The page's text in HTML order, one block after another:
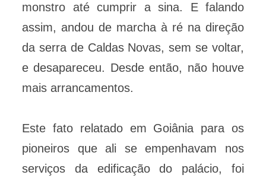
monstro até cumprir a sina. E falando
assim, andou de marcha à ré na direção
da serra de Caldas Novas, sem se voltar,
e desapareceu. Desde então, não houve
mais arrancamentos.
Este fato relatado em Goiânia para os
pioneiros que ali se empenhavam nos
serviços da edificação do palácio, foi